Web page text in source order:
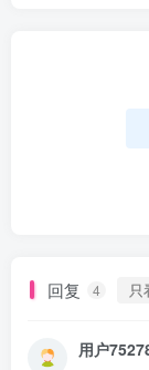
回复 4 只
用户